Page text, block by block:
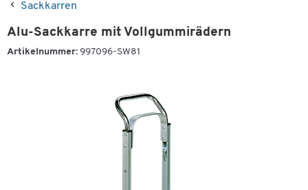
Sackkarren
Alu-Sackkarre mit Vollgummirädern
Artikelnummer: 997096-SW81